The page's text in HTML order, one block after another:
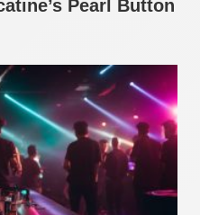
Pearl Button